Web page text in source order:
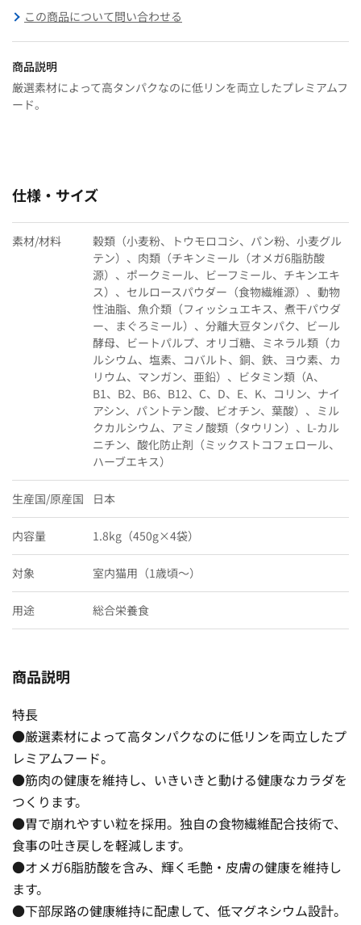
この商品について問い合わせる
商品説明
厳選素材によって高タンパクなのに低リンを両立したプレミアムフ
ード。
仕様・サイズ
素材/材料
穀類（小麦粉、トウモロコシ、パン粉、小麦グル
テン）、肉類（チキンミール（オメガ6脂肪酸
源）、ポークミール、ビーフミール、チキンエキ
ス）、セルロースパウダー（食物繊維源）、動物
性油脂、魚介類（フィッシュエキス、煮干パウダ
ー、まぐろミール）、分離大豆タンパク、ビール
酵母、ビートパルプ、オリゴ糖、ミネラル類（カ
ルシウム、塩素、コバルト、銅、鉄、ヨウ素、カ
リウム、マンガン、亜鉛）、ビタミン類（A、
B1、B2、B6、B12、C、D、E、K、コリン、ナイ
アシン、パントテン酸、ビオチン、葉酸）、ミル
クカルシウム、アミノ酸類（タウリン）、L-カル
ニチン、酸化防止剤（ミックストコフェロール、
ハーブエキス）
生産国/原産国 日本
内容量 1.8kg（450g×4袋）
対象 室内猫用（1歳頃〜）
用途 総合栄養食
商品説明
特長
●厳選素材によって高タンパクなのに低リンを両立したプ
レミアムフード。
●筋肉の健康を維持し、いきいきと動ける健康なカラダを
つくります。
●胃で崩れやすい粒を採用。独自の食物繊維配合技術で、
食事の吐き戻しを軽減します。
●オメガ6脂肪酸を含み、輝く毛艶・皮膚の健康を維持し
ます。
●下部尿路の健康維持に配慮して、低マグネシウム設計。